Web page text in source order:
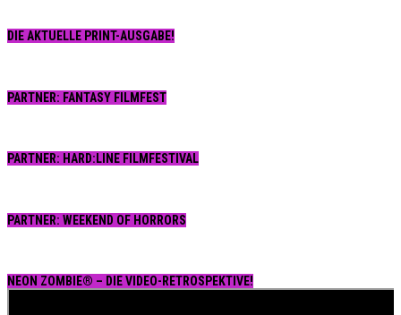
DIE AKTUELLE PRINT-AUSGABE!
PARTNER: FANTASY FILMFEST
PARTNER: HARD:LINE FILMFESTIVAL
PARTNER: WEEKEND OF HORRORS
NEON ZOMBIE® – DIE VIDEO-RETROSPEKTIVE!